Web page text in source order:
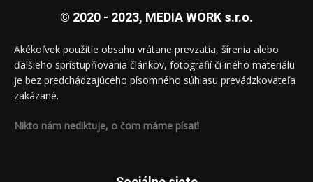
© 2020 - 2023, MEDIA WORK s.r.o.
Akékoľvek použitie obsahu vrátane prevzatia, šírenia alebo
ďalšieho sprístupňovania článkov, fotografií či iného materiálu
je bez predchádzajúceho písomného súhlasu prevádzkovateľa
zakázané.
Nikto nám nediktuje, o čom máme písať!